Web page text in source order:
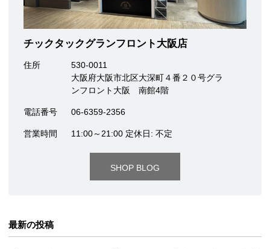
チックタックグランフロント大阪店
住所
530-0011
大阪府大阪市北区大深町４番２０号グラ
ンフロント大阪 南館4階
電話番号 06-6359-2356
営業時間 11:00～21:00 定休日: 不定
SHOP BLOG
最新の投稿